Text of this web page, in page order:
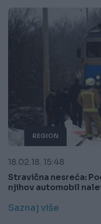
REGION
18.02.18. 15:48
Stravična nesreća:
njihov automobil
Saznaj više